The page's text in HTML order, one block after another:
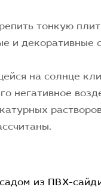
тонкую
и декоративные
на солнце
негативное
из ПВХ-